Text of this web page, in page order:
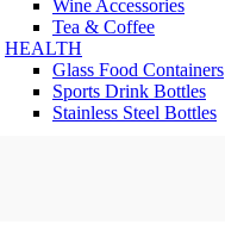
Wine Accessories
Tea & Coffee
HEALTH
Glass Food Containers
Sports Drink Bottles
Stainless Steel Bottles